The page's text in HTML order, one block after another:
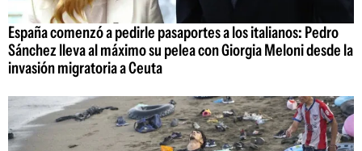
España comenzó a pedirle pasaportes a los italianos: Pedro
Sánchez lleva al máximo su pelea con Giorgia Meloni desde la
invasión migratoria a Ceuta